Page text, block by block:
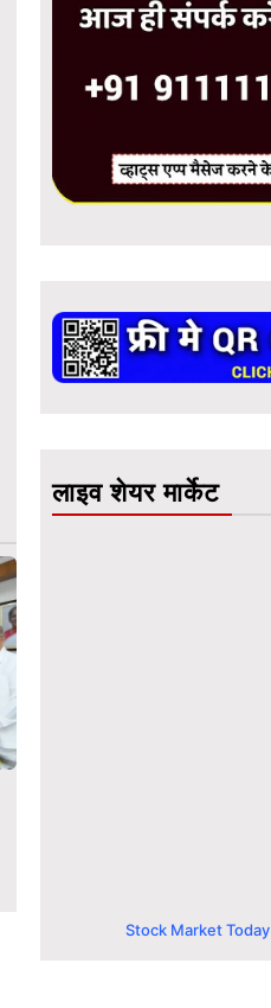
लाइव शेयर मार्केट
Stock Market Today